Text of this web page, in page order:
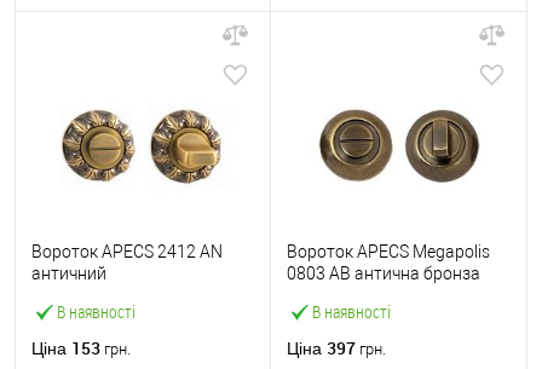
В наявності
Вороток APECS 2412 AN
античний
Ціна 153 грн.
В наявності
Вороток APECS Megapolis
0803 AB антична бронза
Ціна 397 грн.